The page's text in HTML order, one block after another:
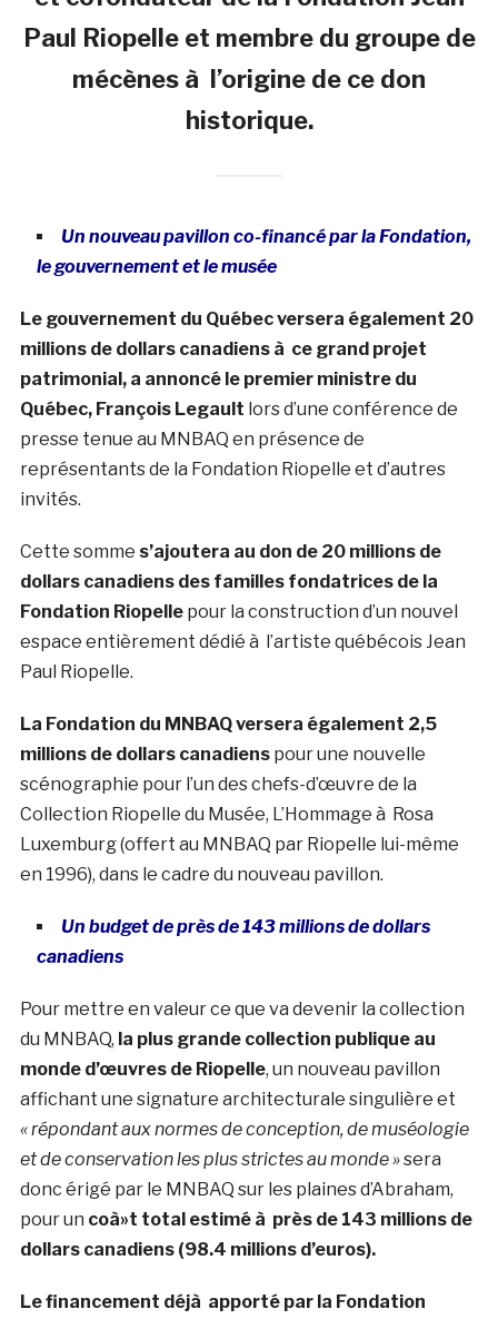
Paul Riopelle et membre du groupe de
mécènes à l’origine de ce don
historique.
Un nouveau pavillon co-financé par la Fondation,
le gouvernement et le musée
Le gouvernement du Québec versera également 20
millions de dollars canadiens à ce grand projet
patrimonial, a annoncé le premier ministre du
Québec, François Legault lors d’une conférence de
presse tenue au MNBAQ en présence de
représentants de la Fondation Riopelle et d’autres
invités.
Cette somme s’ajoutera au don de 20 millions de
dollars canadiens des familles fondatrices de la
Fondation Riopellepour la construction d’un nouvel
espace entièrement dédié à l’artiste québécois Jean
Paul Riopelle.
La Fondation du MNBAQ versera également 2,5
millions de dollars canadiens pour une nouvelle
scénographie pour l’un des chefs-d’œuvre de la
Collection Riopelle du Musée, L’Hommage à Rosa
Luxemburg (offert au MNBAQ par Riopelle lui-même
en 1996), dans le cadre du nouveau pavillon.
Un budget de près de 143 millions de dollars
canadiens
Pour mettre en valeur ce que va devenir la collection
du MNBAQ, la plus grande collection publique au
monde d’œuvres de Riopelle, un nouveau pavillon
affichant une signature architecturale singulière et
« répondant aux normes de conception, de muséologie
et de conservation les plus strictes au monde »sera
donc érigé par le MNBAQ sur les plaines d’Abraham,
pour un coà»t total estimé à près de 143 millions de
dollars canadiens (98.4 millions d’euros).
Le financement déjà apporté par la Fondation